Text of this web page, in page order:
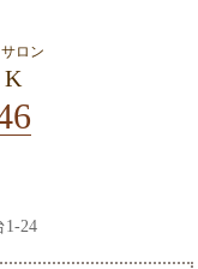
ロン
K
1-24